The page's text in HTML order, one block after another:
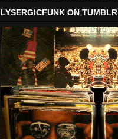
LYSERGICFUNK ON TUMBLR